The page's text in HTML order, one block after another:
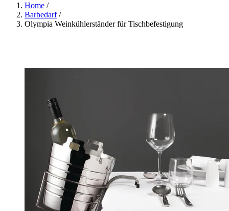
Home /
Barbedarf/
Olympia Weinkühlerständer für Tischbefestigung